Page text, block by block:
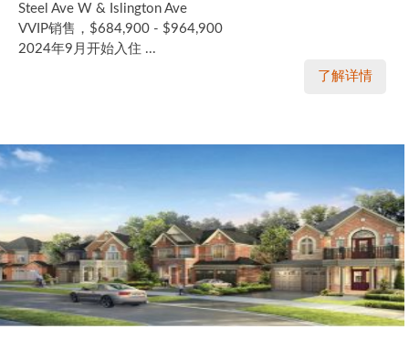
Steel Ave W & Islington Ave
VVIP销售，$684,900 - $964,900
2024年9月开始入住 ...
了解详情